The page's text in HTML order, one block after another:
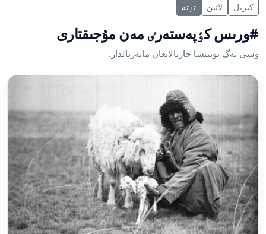
كىرىل لاتىن تٶتە
#ورىس كٶپەستەرٸ مەن مۇجىقتارى
وسى تەگ بويىنشا جاريالانعان ماتەريالدار.